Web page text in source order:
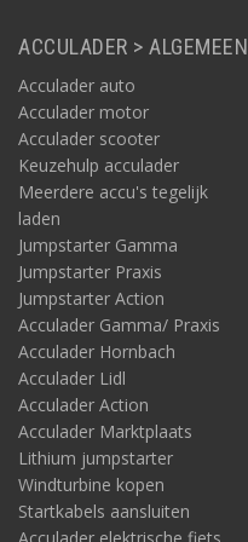
ACCULADER > ALGEMEEN
Acculader auto
Acculader motor
Acculader scooter
Keuzehulp acculader
Meerdere accu's tegelijk
laden
Jumpstarter Gamma
Jumpstarter Praxis
Jumpstarter Action
Acculader Gamma/ Praxis
Acculader Hornbach
Acculader Lidl
Acculader Action
Acculader Marktplaats
Lithium jumpstarter
Windturbine kopen
Startkabels aansluiten